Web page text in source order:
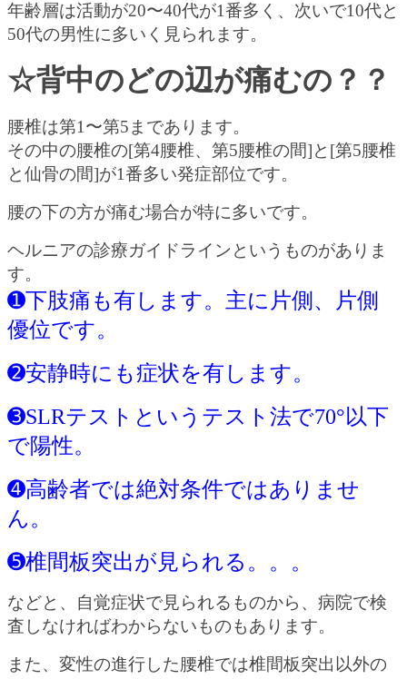
年齢層は活動が20〜40代が1番多く、次いで10代と
50代の男性に多いく見られます。
☆背中のどの辺が痛むの？？
腰椎は第1〜第5まであります。
その中の腰椎の[第4腰椎、第5腰椎の間]と[第5腰椎
と仙骨の間]が1番多い発症部位です。
腰の下の方が痛む場合が特に多いです。
ヘルニアの診療ガイドラインというものがありま
す。
➊下肢痛も有します。主に片側、片側
優位です。
➋安静時にも症状を有します。
➌SLRテストというテスト法で70°以下
で陽性。
➍高齢者では絶対条件ではありませ
ん。
➎椎間板突出が見られる。。。
などと、自覚症状で見られるものから、病院で検
査しなければわからないものもあります。
また、変性の進行した腰椎では椎間板突出以外の